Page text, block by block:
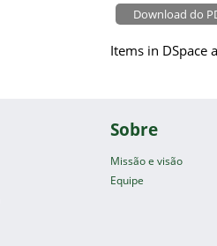
Download do
Items in DSpace
Sobre
Missão e visão
Equipe